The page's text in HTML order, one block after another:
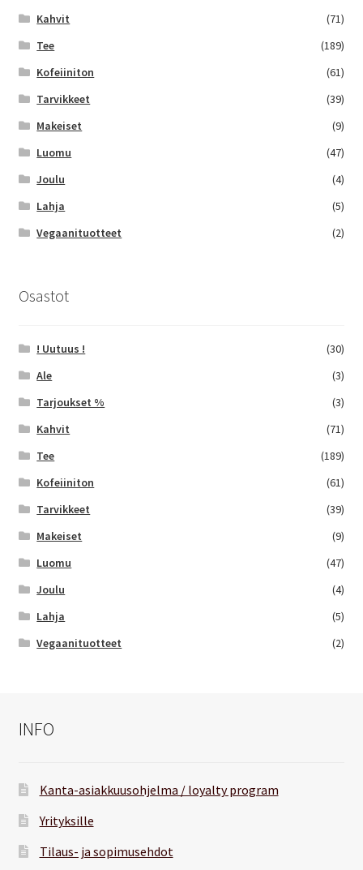
Kahvit
(71)
Tee
(189)
Kofeiiniton
(61)
Tarvikkeet
(39)
Makeiset
(9)
Luomu
(47)
Joulu
(4)
Lahja
(5)
Vegaanituotteet
(2)
Osastot
! Uutuus !
(30)
Ale
(3)
Tarjoukset %
(3)
Kahvit
(71)
Tee
(189)
Kofeiiniton
(61)
Tarvikkeet
(39)
Makeiset
(9)
Luomu
(47)
Joulu
(4)
Lahja
(5)
Vegaanituotteet
(2)
INFO
Kanta-asiakkuusohjelma / loyalty program
Yrityksille
Tilaus- ja sopimusehdot